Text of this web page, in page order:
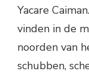
Yacare
vinden in de
noorden van
schubben,